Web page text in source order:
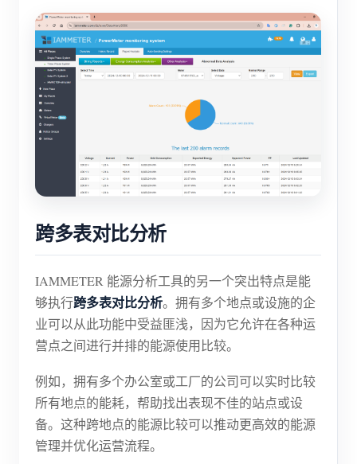
跨多表对比分析
IAMMETER 能源分析工具的另一个突出特点是能
够执行跨多表对比分析。拥有多个地点或设施的企
业可以从此功能中受益匪浅，因为它允许在各种运
营点之间进行并排的能源使用比较。
例如，拥有多个办公室或工厂的公司可以实时比较
所有地点的能耗，帮助找出表现不佳的站点或设
备。这种跨地点的能源比较可以推动更高效的能源
管理并优化运营流程。